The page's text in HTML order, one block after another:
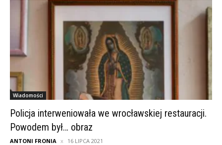
Wiadomości
Policja interweniowała we wrocławskiej restauracji.
Powodem był… obraz
ANTONI FRONIA 16 LIPCA 2021